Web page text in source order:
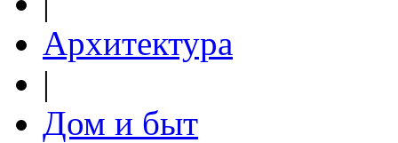
Архитектура
|
Дом и быт